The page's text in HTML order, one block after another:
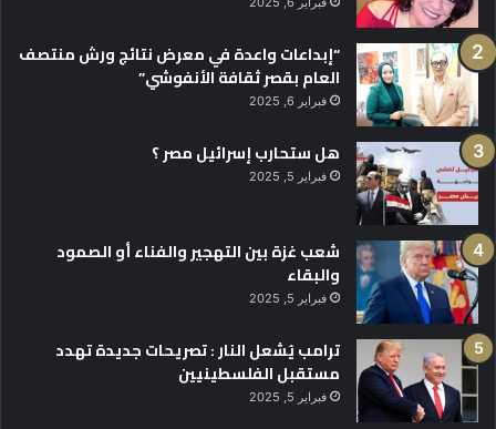
“إبداعات واعدة في معرض نتائج ورش منتصف
العام بقصر ثقافة الأنفوشي”
فبراير 6, 2025
هل ستحارب إسرائيل مصر ؟
فبراير 5, 2025
شعب غزة بين التهجير والفناء أو الصمود
والبقاء
فبراير 5, 2025
ترامب يُشعل النار : تصريحات جديدة تهدد
مستقبل الفلسطينيين
فبراير 5, 2025